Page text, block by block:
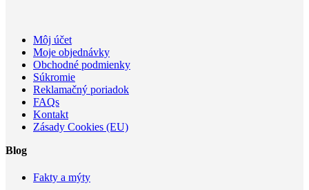
Môj účet
Moje objednávky
Obchodné podmienky
Súkromie
Reklamačný poriadok
FAQs
Kontakt
Zásady Cookies (EU)
Blog
Fakty a mýty